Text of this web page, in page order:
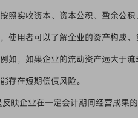
照实收资本、资本公积、盈余公积
使用者可以了解企业的资产构成
如，如果企业的流动资产远大于
存在短期偿债风险。
反映企业在一定会计期间经营成果